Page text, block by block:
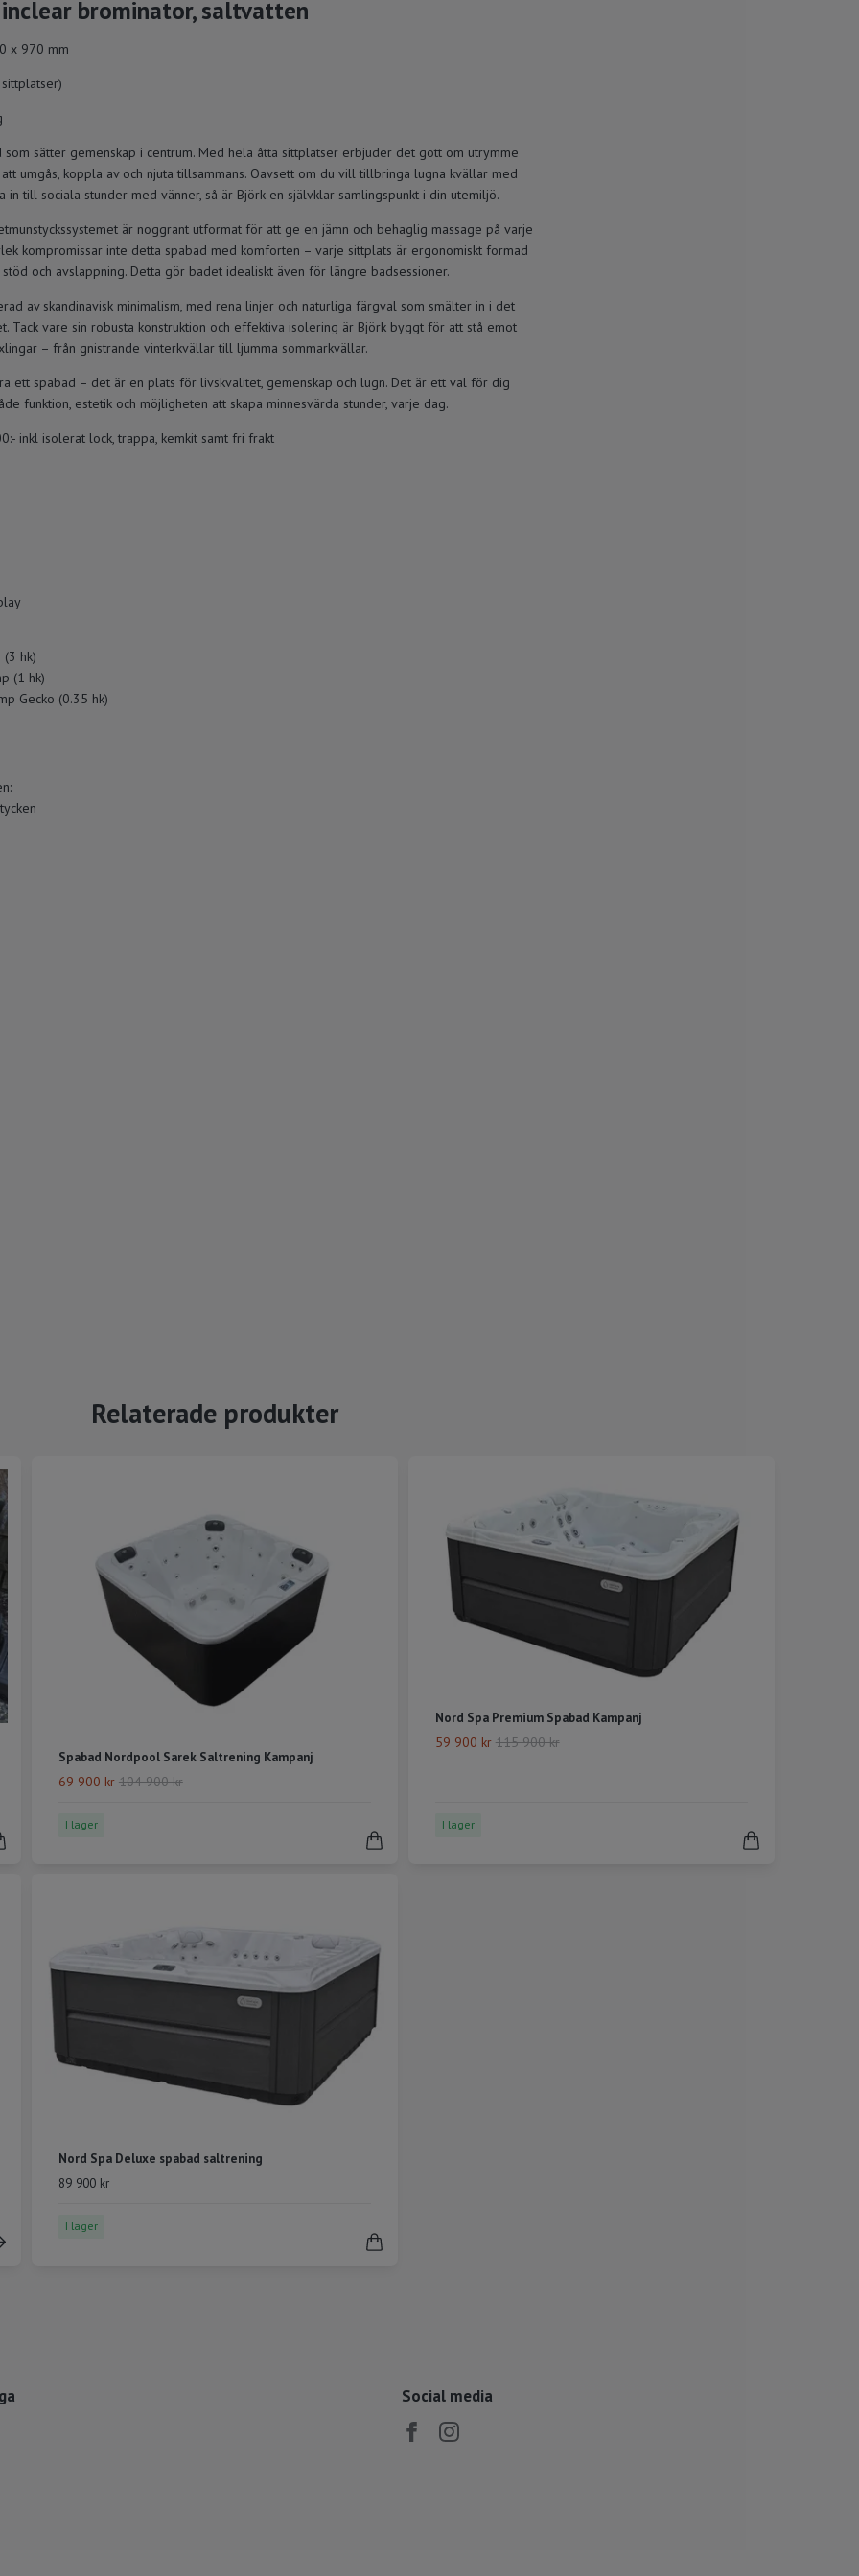
brominator, saltvatten
x 970 mm
som sätter gemenskap i centrum. Med hela åtta sittplatser erbjuder det gott om utrymme
umgås, koppla av och njuta tillsammans. Oavsett om du vill tillbringa lugna kvällar med
till sociala stunder med vänner, så är Björk en självklar samlingspunkt i din utemiljö.
är noggrant utformat för att ge en jämn och behaglig massage på varje
kompromissar inte detta spabad med komforten – varje sittplats är ergonomiskt formad
och avslappning. Detta gör badet idealiskt även för längre badsessioner.
av skandinavisk minimalism, med rena linjer och naturliga färgval som smälter in i det
Tack vare sin robusta konstruktion och effektiva isolering är Björk byggt för att stå emot
– från gnistrande vinterkvällar till ljumma sommarkvällar.
ett spabad – det är en plats för livskvalitet, gemenskap och lugn. Det är ett val för dig
funktion, estetik och möjligheten att skapa minnesvärda stunder, varje dag.
inkl isolerat lock, trappa, kemkit samt fri frakt
hk)
(1 hk)
Gecko (0.35 hk)
Relaterade produkter
Spabad Nordpool Sarek Saltrening Kampanj
69 900 kr 104 900 kr
I lager
Nord Spa Premium Spabad Kampanj
59 900 kr 115 900 kr
I lager
Nord Spa Deluxe spabad saltrening
89 900 kr
I lager
Social media